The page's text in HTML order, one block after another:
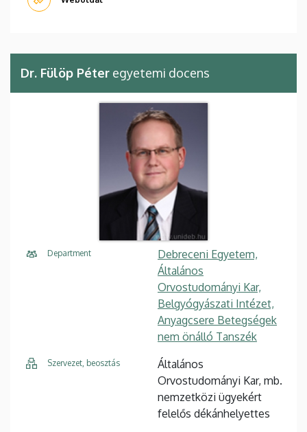
Dr. Fülöp Péter egyetemi docens
Department
Debreceni Egyetem,
Általános
Orvostudományi Kar,
Belgyógyászati Intézet,
Anyagcsere Betegségek
nem önálló Tanszék
Szervezet, beosztás
Általános
Orvostudományi Kar, mb.
nemzetközi ügyekért
felelős dékánhelyettes